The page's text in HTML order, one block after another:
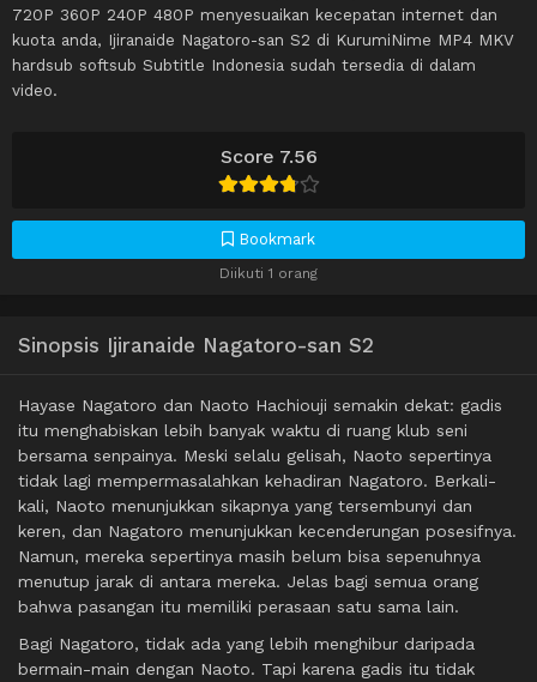
Score 7.56
Bookmark
Diikuti 1 orang
720P 360P 240P 480P menyesuaikan kecepatan internet dan
kuota anda, Ijiranaide Nagatoro-san S2 di KurumiNime MP4 MKV
hardsub softsub Subtitle Indonesia sudah tersedia di dalam
video.
Sinopsis Ijiranaide Nagatoro-san S2
Hayase Nagatoro dan Naoto Hachiouji semakin dekat: gadis
itu menghabiskan lebih banyak waktu di ruang klub seni
bersama senpainya. Meski selalu gelisah, Naoto sepertinya
tidak lagi mempermasalahkan kehadiran Nagatoro. Berkali-
kali, Naoto menunjukkan sikapnya yang tersembunyi dan
keren, dan Nagatoro menunjukkan kecenderungan posesifnya.
Namun, mereka sepertinya masih belum bisa sepenuhnya
menutup jarak di antara mereka. Jelas bagi semua orang
bahwa pasangan itu memiliki perasaan satu sama lain.
Bagi Nagatoro, tidak ada yang lebih menghibur daripada
bermain-main dengan Naoto. Tapi karena gadis itu tidak